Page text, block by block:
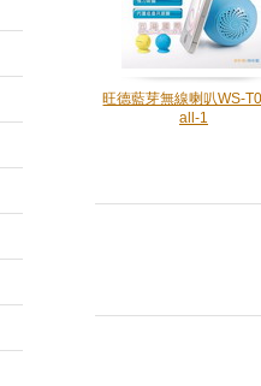
旺德藍芽無線喇叭WS-
all-1